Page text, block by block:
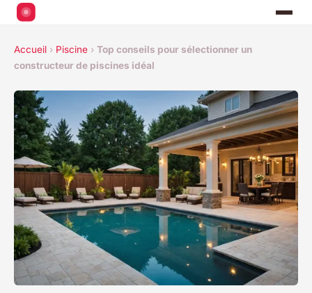
Accueil › Piscine › Top conseils pour sélectionner un
constructeur de piscines idéal